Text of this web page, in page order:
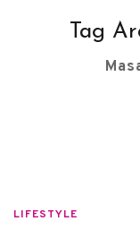
Tag
LIFESTYLE